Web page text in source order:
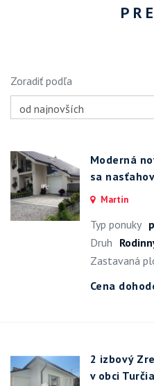
Zoradiť podľa
Moderná
sa
Martin
Typ ponuky
Druh
Zastavaná
Cena
2 izbový
v obci